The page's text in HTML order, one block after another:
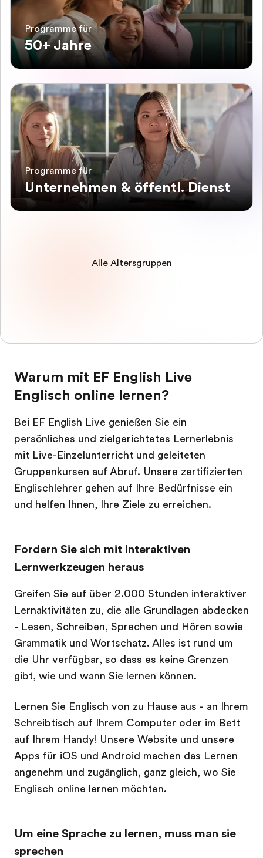
Programme für
50+ Jahre
Programme für
Unternehmen & öffentl. Dienst
Alle Altersgruppen
Warum mit EF English Live
Englisch online lernen?
Bei EF English Live genießen Sie ein
persönliches und zielgerichtetes Lernerlebnis
mit Live-Einzelunterricht und geleiteten
Gruppenkursen auf Abruf. Unsere zertifizierten
Englischlehrer gehen auf Ihre Bedürfnisse ein
und helfen Ihnen, Ihre Ziele zu erreichen.
Fordern Sie sich mit interaktiven
Lernwerkzeugen heraus
Greifen Sie auf über 2.000 Stunden interaktiver
Lernaktivitäten zu, die alle Grundlagen abdecken
- Lesen, Schreiben, Sprechen und Hören sowie
Grammatik und Wortschatz. Alles ist rund um
die Uhr verfügbar, so dass es keine Grenzen
gibt, wie und wann Sie lernen können.
Lernen Sie Englisch von zu Hause aus - an Ihrem
Schreibtisch auf Ihrem Computer oder im Bett
auf Ihrem Handy! Unsere Website und unsere
Apps für iOS und Android machen das Lernen
angenehm und zugänglich, ganz gleich, wo Sie
Englisch online lernen möchten.
Um eine Sprache zu lernen, muss man sie
sprechen